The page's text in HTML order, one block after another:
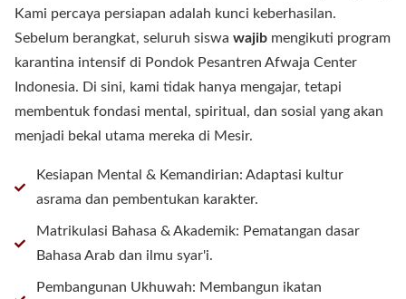
Kami percaya persiapan adalah kunci keberhasilan.
Sebelum berangkat, seluruh siswa wajib mengikuti program
karantina intensif di Pondok Pesantren Afwaja Center
Indonesia. Di sini, kami tidak hanya mengajar, tetapi
membentuk fondasi mental, spiritual, dan sosial yang akan
menjadi bekal utama mereka di Mesir.
Kesiapan Mental & Kemandirian: Adaptasi kultur
asrama dan pembentukan karakter.
Matrikulasi Bahasa & Akademik: Pematangan dasar
Bahasa Arab dan ilmu syar'i.
Pembangunan Ukhuwah: Membangun ikatan